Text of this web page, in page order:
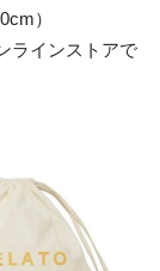
）
ラインストアで